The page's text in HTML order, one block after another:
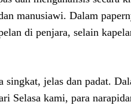
manusiawi. Dalam
di penjara, selain
singkat, jelas dan padat.
Selasa kami, para